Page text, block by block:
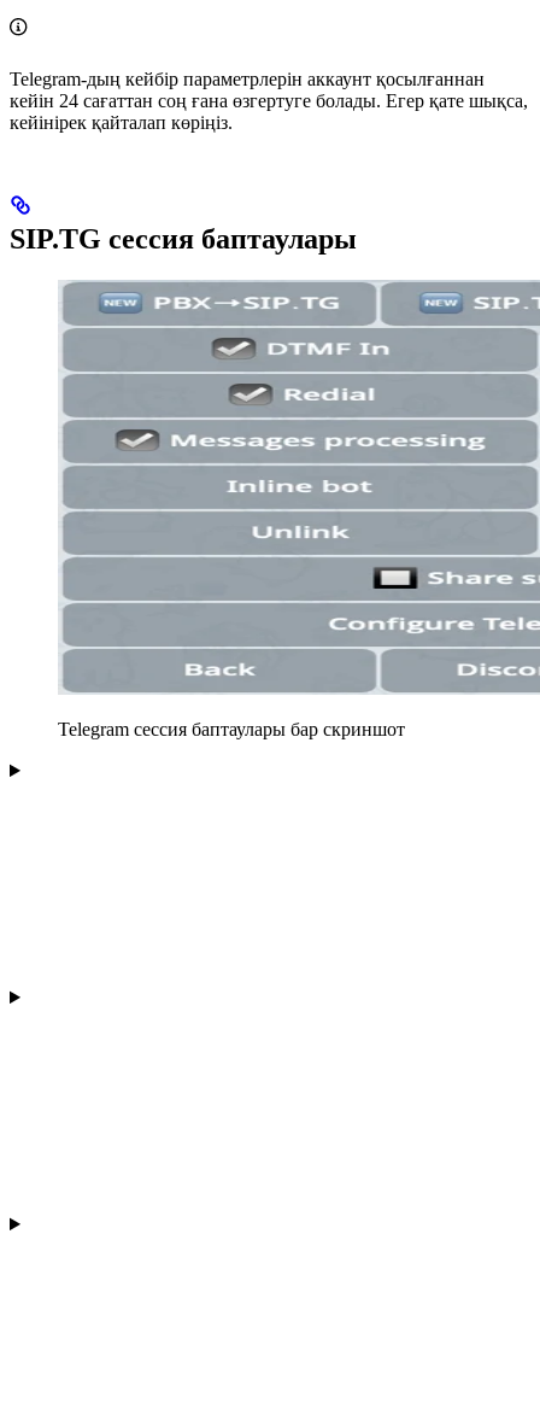
Telegram-дың кейбір параметрлерін аккаунт қосылғаннан
кейін 24 сағаттан соң ғана өзгертуге болады. Егер қате шықса,
кейінірек қайталап көріңіз.
SIP.TG сессия баптаулары
Telegram сессия баптаулары бар скриншот